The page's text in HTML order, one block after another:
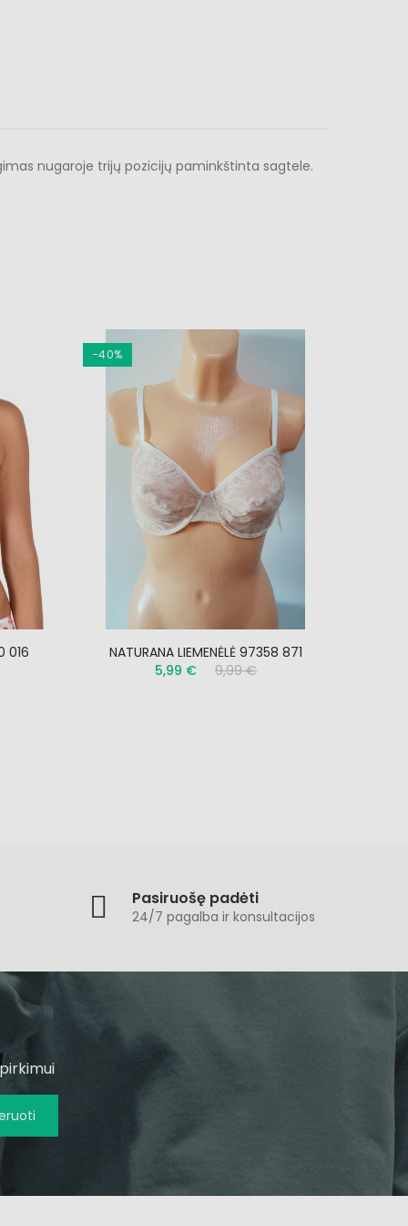
nugaroje trijų pozicijų paminkštinta sagtele.
016
−40%
NATURANA LIEMENĖLĖ 97358 871
5,99 €
9,99 €
Pasiruošę padėti
24/7 pagalba ir konsultacijos